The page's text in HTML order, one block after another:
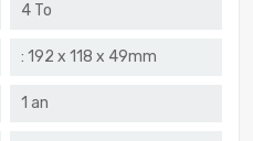
4 To
: 192 x 118 x 49mm
1 an